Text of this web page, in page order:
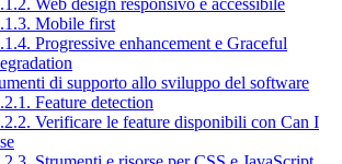
Mobile first
Progressive enhancement e Graceful
di supporto allo sviluppo del software
Feature detection
Verificare le feature disponibili con Can I